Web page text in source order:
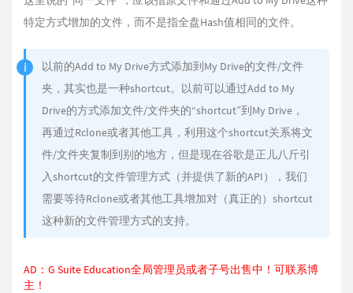
特定方式增加的文件，而不是指全盘Hash值相同的文件。
以前的Add to My Drive方式添加到My Drive的文件/文件
夹，其实也是一种shortcut。以前可以通过Add to My
Drive的方式添加文件/文件夹的“shortcut”到My Drive，
再通过Rclone或者其他工具，利用这个shortcut关系将文
件/文件夹复制到别的地方，但是现在谷歌是正儿八斤引
入shortcut的文件管理方式（并提供了新的API），我们
需要等待Rclone或者其他工具增加对（真正的）shortcut
这种新的文件管理方式的支持。
AD：G Suite Education全局管理员或者子号出售中！可联系博
主 ！